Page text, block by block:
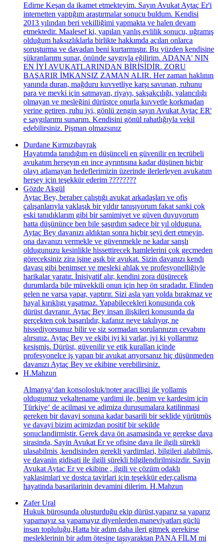
Edirne Keşan da ikamet etmekteyim. Sayın Avukat Aytaç Er'i
internetten yaptığım araştırmalar sonucu buldum. Kendisi
2013 yılından beri vekilliğimi yapmakta ve halen devam
etmektedir. Maalesef ki, yapılan yanlış evlilik sonucu, uğramış
olduğum haksızlıklarla birlikte hakkımda açılan onlarca
soruşturma ve davadan beni kurtarmıştır. Bu yüzden kendisine
şükranlarımı sunar, önünde saygıyla eğilirim. ADANA' NIN
EN İYİ AVUKATLARINDAN BİRİSİDİR. ZORU
BAŞARIR İMKANSIZ ZAMAN ALIR. Her zaman haklının
yanında duran, mağduru kuvvetliye karşı savunan, ruhunu
para ve mevki için satmayan, riyayı, şakşakçılığı, yalancılığı
olmayan ve mesleğini dürüstçe onurla kuvvetle korkmadan
yerine getiren, ruhu iyi, gönlü zengin sayın Avukat Aytaç ER'
e saygılarımı sunarım. Kendisini gönül rahatlığıyla vekil
edebilirsiniz. Pişman olmazsınız
Durdane Kırmızıbayrak
Hayatımda tanıdığım en düşünceli en güvenilir en tecrübeli
avukatım herşeyın en ince ayrıntısına kadar düşünen hiçbir
olayı atlamayan hedeflerimizin üzerinde ilerlerleyen avukatım
herşey için teşekkür ederim ????????
Gözde Akgül
Aytaç Bey, beraber çalıştığı avukat arkadaşları ve ofis
çalışanlarıyla yaklaşık bir yıldır tanışıyorum fakat sanki çok
eski tanıdıklarım gibi bir samimiyet ve güven duyuyorum
hatta düşününce ben bile şaşırdım sadece bir yıl olduguna.
Aytaç Bey davanızı aldıktan sonra hiçbir şeyi dert etmeyin,
ona davanızı vermekle ve güvenmekle ne kadar sanşlı
oldugunuzu kesinlikle hissettirecek hamlelerini çok geçmeden
göreceksiniz zira işine aşık bir avukat. Sizin davanızı kendı
davası gibi benimser ve mesleki ahlak ve profesyonelliğiyle
harikalar yaratır. İnisiyatif alır, kendini zora düşürecek
durumlarda bile müvekkili onun için hep ön sıradadır. Elinden
gelen ne varsa yapar, yaptırır. Sizi asla yarı yolda bırakmaz ve
hayal kırıklıgı yaşatmaz. Yapabilecekleri konusunda çok
dürüst davranır. Aytaç Bey insan ilişkileri konusunda da
gerçekten çok başarılıdır, kafanız neye takılıyor, ne
hissediyorsunuz bilir ve siz sormadan sorularınızın cevabını
alırsınız. Aytaç Bey ve ekibi iyi ki varlar, iyi ki yollarımız
kesişmiş. Dürüst, güvenilir ve etik kuralları içinde
profesyonelce iş yapan bir avukat arıyorsanız hiç düşünmeden
davanızı Aytaç Bey ve ekibine verebilirsiniz.
H.Mahzun
Almanya‘dan konsolosluk/noter aracilligi ile yollamis
oldugumuz vekaltename yardimi ile, benim ve kardesim icin
Türkiye‘ de acilmasi ve adimiza durusumalara katilinmasi
gereken bir davayi sonuna kadar basarili bir seklide yürütmüs
ve davayi bizim acimizdan positif bir sekilde
sonuclandirmistir. Gerek dava ön asamasinda ve gerekse dava
sirasinda, Sayin Avukat Er ve ofisine dava ile ilgili sürekli
ulasabilmis ,kendisinden gerekli yardimlari, bilgileri alabilmis,
ve davanin gidisati ile ilgili sürekli bilgilendirilmisizdir. Sayin
Avukat Aytac Er ve ekibine , ilgili ve çözüm odaklı
yaklasimlari ve dostca tavirlari için teşekkür eder,calisma
hayatinda basarilarinin devamini dilerim. H.Mahzun
Zafer Ural
Hukuk bürosunda oluşturduğu ekip dürüst,yaparız sa yaparız
yapamayız sa yapamayız diyenlerden,maneviyatları güçlü
insan topluluğu,Hatta bir adım daha ileri gitmek gerekirse
mesleklerinin bir adım ötesine taşıyaraktan PANA FİLM mi